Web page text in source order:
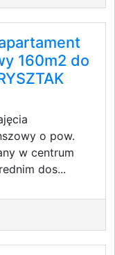
160m2 do
o pow.
w centrum
dos...